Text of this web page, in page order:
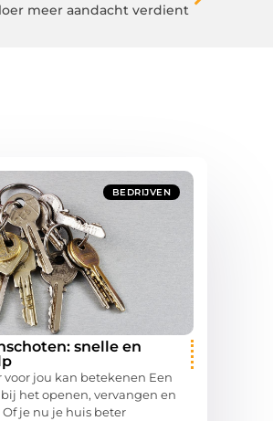
meer aandacht verdient
BEDRIJVEN
snelle en
jou kan betekenen Een
het openen, vervangen en
je nu je huis beter